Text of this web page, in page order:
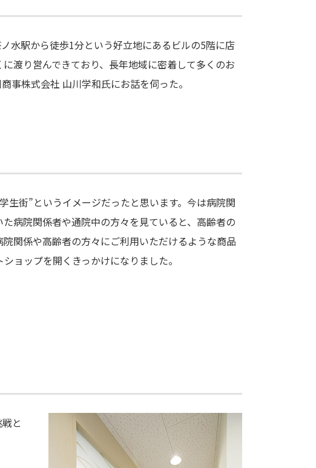
水駅から徒歩1分という好立地にあるビルの5階に店
渡り営んできており、長年地域に密着して多くのお
事株式会社 山川学和氏にお話を伺った。
生街”というイメージだったと思います。今は病院関
病院関係者や通院中の方々を見ていると、高齢者の
関係や高齢者の方々にご利用いただけるような商品
ョップを開くきっかけになりました。
と